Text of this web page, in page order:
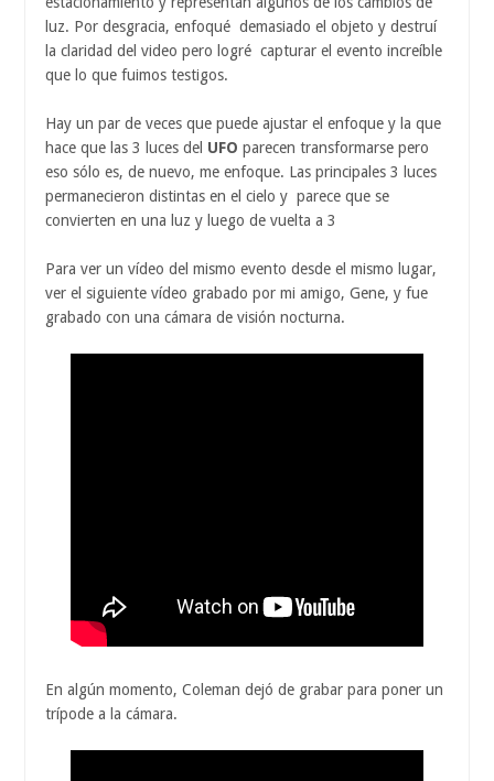
luz. Por desgracia, enfoqué demasiado el objeto y destruí
la claridad del video pero logré capturar el evento increíble
que lo que fuimos testigos.
Hay un par de veces que puede ajustar el enfoque y la que
hace que las 3 luces del UFO parecen transformarse pero
eso sólo es, de nuevo, me enfoque. Las principales 3 luces
permanecieron distintas en el cielo y parece que se
convierten en una luz y luego de vuelta a 3
Para ver un vídeo del mismo evento desde el mismo lugar,
ver el siguiente vídeo grabado por mi amigo, Gene, y fue
grabado con una cámara de visión nocturna.
En algún momento, Coleman dejó de grabar para poner un
trípode a la cámara.